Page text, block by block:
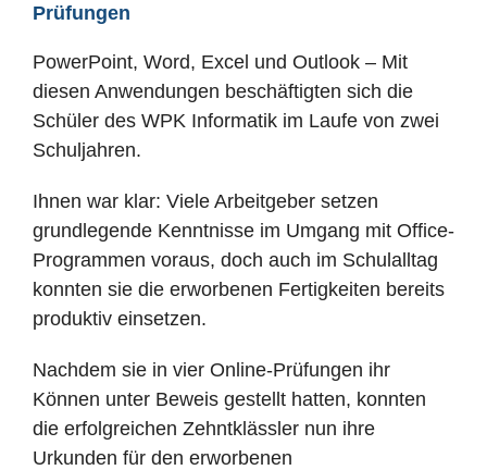
Prüfungen
PowerPoint, Word, Excel und Outlook – Mit
diesen Anwendungen beschäftigten sich die
Schüler des WPK Informatik im Laufe von zwei
Schuljahren.
Ihnen war klar: Viele Arbeitgeber setzen
grundlegende Kenntnisse im Umgang mit Office-
Programmen voraus, doch auch im Schulalltag
konnten sie die erworbenen Fertigkeiten bereits
produktiv einsetzen.
Nachdem sie in vier Online-Prüfungen ihr
Können unter Beweis gestellt hatten, konnten
die erfolgreichen Zehntklässler nun ihre
Urkunden für den erworbenen